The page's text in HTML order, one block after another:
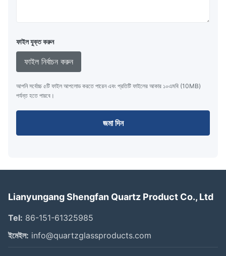
ফাইল যুক্ত করুন
ফাইল নির্বাচন করুন
আপনি সর্বোচ্চ ৫টি ফাইল আপলোড করতে পারেন এবং প্রতিটি ফাইলের আকার ১০এমবি (10MB)
পর্যন্ত হতে পারবে।
জমা দিন
Lianyungang Shengfan Quartz Product Co., Ltd
Tel: 86-151-61325985
ইমেইল: info@quartzglassproducts.com